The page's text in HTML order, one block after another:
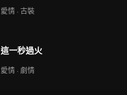
愛情 · 古裝
這一秒過火
愛情 · 劇情